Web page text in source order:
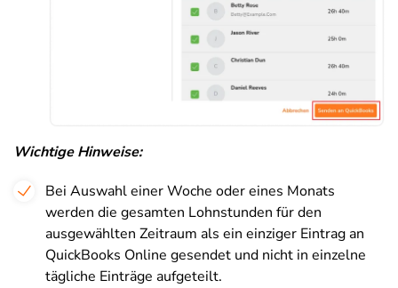
Wichtige Hinweise:
Bei Auswahl einer Woche oder eines Monats
werden die gesamten Lohnstunden für den
ausgewählten Zeitraum als ein einziger Eintrag an
QuickBooks Online gesendet und nicht in einzelne
tägliche Einträge aufgeteilt.